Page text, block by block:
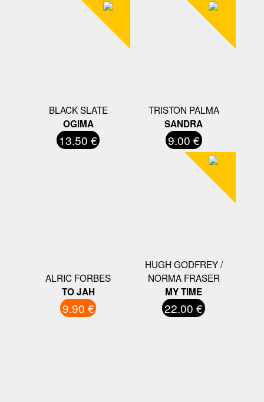
BLACK SLATE
OGIMA
13.50 €
TRISTON PALMA
SANDRA
9.00 €
ALRIC FORBES
TO JAH
9.90 €
HUGH GODFREY /
NORMA FRASER
MY TIME
22.00 €